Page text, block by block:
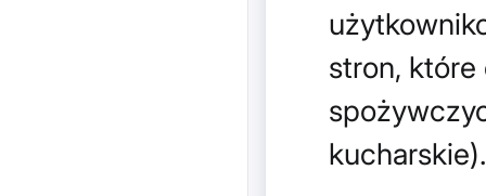
stron,
kucharskie).